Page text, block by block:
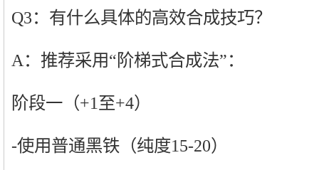
Q3：有什么具体的高效合成技巧？
A：推荐采用“阶梯式合成法”：
阶段一（+1至+4）
-使用普通黑铁（纯度15-20）